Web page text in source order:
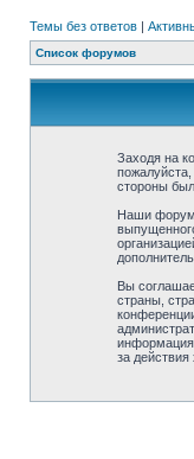
Темы без ответов |
Список форумов
Заходя на
стороны
Наши
Вы
страны,
информация
за действия